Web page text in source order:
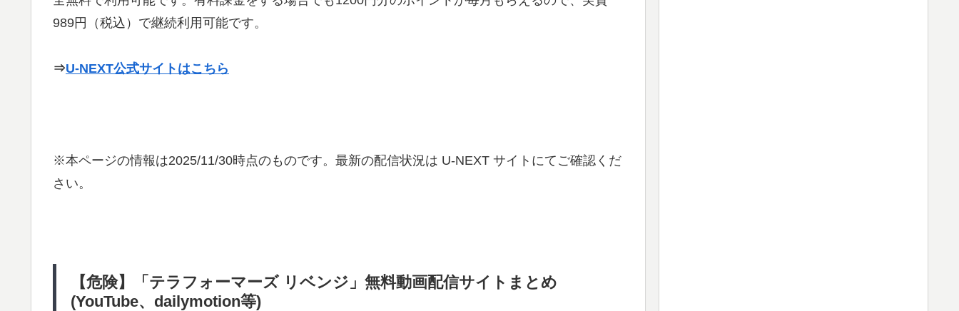
989円（税込）で継続利用可能です。
⇒U-NEXT公式サイトはこちら
※本ページの情報は2025/11/30時点のものです。最新の配信状況は U-NEXT サイトにてご確認くだ
さい。
【危険】「テラフォーマーズ リベンジ」無料動画配信サイトまとめ
(YouTube、dailymotion等)